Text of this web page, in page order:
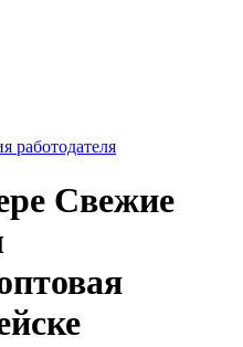
работодателя
Свежие